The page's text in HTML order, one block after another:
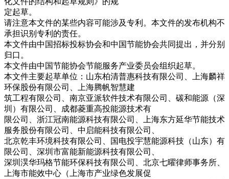
定起草。
请注意本文件的某些内容可能涉及专利。本文件的发布机构不
承担识别专利的责任。
本文件由中国招标投标协会和中国节能协会共同提出，并分别
归口。
本文件由中国节能协会节能服务产业委员会组织起草。
本文件主要起草单位：山东柏清普惠科技有限公司、上海麟祥
环保股份有限公司、上海腾帆智慧建
筑工程有限公司、南京亚派软件技术有限公司、碳和能源（深
圳）有限公司、成都菱重高投能源技术有
限公司、浙江冠南能源科技有限公司、上海东方延华节能技术
服务股份有限公司、中启能科技有限公司、
北京乾丰环境科技有限公司、国电投宇慧能源科技（山东）有
限公司、深圳市富能新能源科技有限公司、
深圳淏华玛格节能环保科技有限公司、北京七曜律师事务所、
上海市能效中心（上海市产业绿色发展促